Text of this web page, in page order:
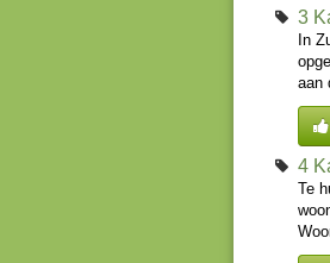
3
In
aan
4
Te